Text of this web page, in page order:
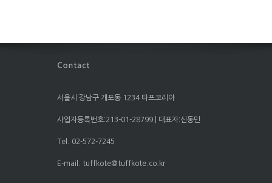
서울시 강남구 개포동 1234 타프코리아
사업자등록번호:213-01-28799 | 대표자:신동민
Tel. 02-572-7245
E-mail. tuffkote@tuffkote.co.kr